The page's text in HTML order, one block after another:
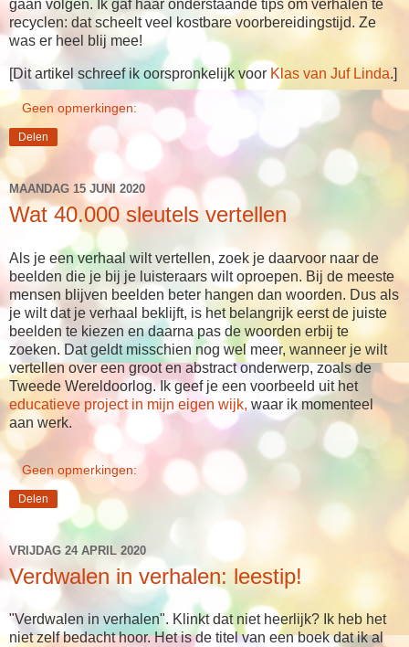
gaan volgen. Ik gaf haar onderstaande tips om verhalen te
recyclen: dat scheelt veel kostbare voorbereidingstijd. Ze
was er heel blij mee!
[Dit artikel schreef ik oorspronkelijk voor Klas van Juf Linda.]
Geen opmerkingen:
Delen
MAANDAG 15 JUNI 2020
Wat 40.000 sleutels vertellen
Als je een verhaal wilt vertellen, zoek je daarvoor naar de
beelden die je bij je luisteraars wilt oproepen. Bij de meeste
mensen blijven beelden beter hangen dan woorden. Dus als
je wilt dat je verhaal beklijft, is het belangrijk eerst de juiste
beelden te kiezen en daarna pas de woorden erbij te
zoeken. Dat geldt misschien nog wel meer, wanneer je wilt
vertellen over een groot en abstract onderwerp, zoals de
Tweede Wereldoorlog. Ik geef je een voorbeeld uit het
educatieve project in mijn eigen wijk, waar ik momenteel
aan werk.
Geen opmerkingen:
Delen
VRIJDAG 24 APRIL 2020
Verdwalen in verhalen: leestip!
"Verdwalen in verhalen". Klinkt dat niet heerlijk? Ik heb het
niet zelf bedacht hoor. Het is de titel van een boek dat ik al